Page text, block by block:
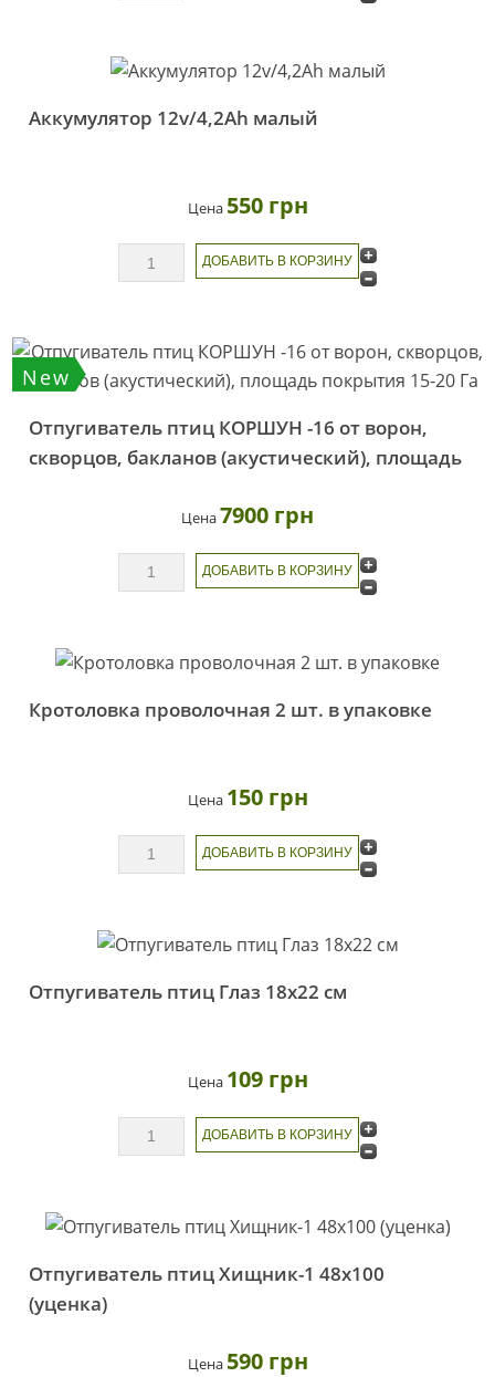
Аккумулятор 12v/4,2Ah малый
Цена 550 грн
New
Отпугиватель птиц КОРШУН -16 от ворон,
скворцов, бакланов (акустический), площадь
Цена7900 грн
Кротоловка проволочная 2 шт. в упаковке
Цена 150 грн
Отпугиватель птиц Глаз 18х22 см
Цена 109 грн
Отпугиватель птиц Хищник-1 48х100
(уценка)
Цена 590 грн